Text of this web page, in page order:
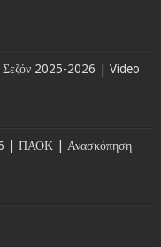
2025-2026 | Video
| ΠΑΟΚ | Ανασκόπηση